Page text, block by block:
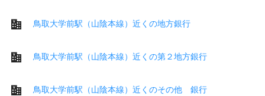
鳥取大学前駅（山陰本線）近くの地方銀行
鳥取大学前駅（山陰本線）近くの第２地方銀行
鳥取大学前駅（山陰本線）近くのその他 銀行